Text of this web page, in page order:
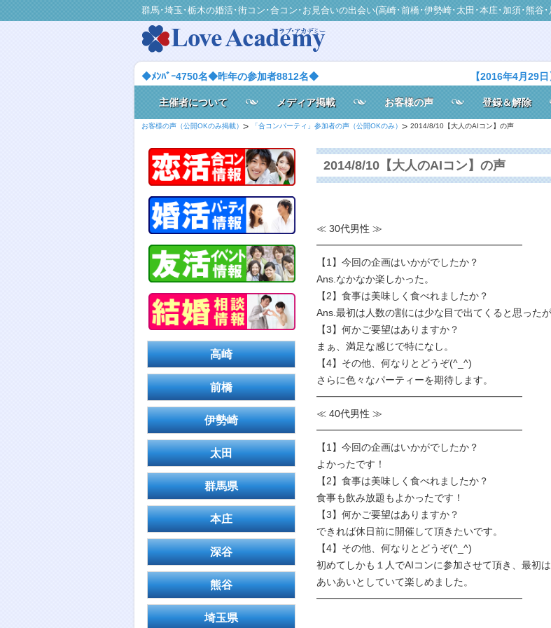
群馬･埼玉･栃木の婚活･街コン･合コン･お見合いの出会い(高崎･前橋･伊勢崎･太田･本庄･加須･熊谷･
◆ﾒﾝﾊﾞｰ4750名◆昨年の参加者8812名◆ 【2016年4月29
主催者について メディア掲載 お客様の声 登録＆解除
お客様の声（公開OKのみ掲載） 「合コンパーティ」参加者の声（公開OKのみ） 2014/8/10【大人のAIコン】の声
2014/8/10【大人のAIコン】の声
≪ 30代男性 ≫
━━━━━━━━━━━━━━━━━━━━━
【1】今回の企画はいかがでしたか？
Ans.なかなか楽しかった。
【2】食事は美味しく食べれましたか？
Ans.最初は人数の割には少な目で出てくると思った
【3】何かご要望はありますか？
まぁ、満足な感じで特になし。
【4】その他、何なりとどうぞ(^_^)
さらに色々なパーティーを期待します。
━━━━━━━━━━━━━━━━━━━━━
≪ 40代男性 ≫
━━━━━━━━━━━━━━━━━━━━━
【1】今回の企画はいかがでしたか？
よかったです！
【2】食事は美味しく食べれましたか？
食事も飲み放題もよかったです！
【3】何かご要望はありますか？
できれば休日前に開催して頂きたいです。
【4】その他、何なりとどうぞ(^_^)
初めてしかも１人でAIコンに参加させて頂き、最初
あいあいとしていて楽しめました。
━━━━━━━━━━━━━━━━━━━━━
高崎
前橋
伊勢崎
太田
群馬県
本庄
深谷
熊谷
埼玉県